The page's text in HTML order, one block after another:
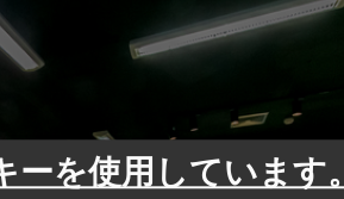
を使用しています。